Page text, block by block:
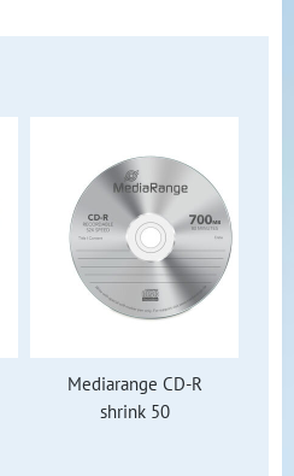
Mediarange CD-R
shrink 50